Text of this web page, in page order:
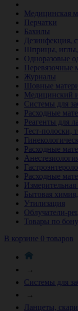
Медицинская
Перчатки
Бахилы
Дезинфекция,
Шприцы, иглы,
Одноразовые
Перевязочные
Журналы
Шовные
Медицинский
Системы для
Расходные
Реагенты для
Тест-полоски,
Расходные
Расходные
Бытовая
Утилизация
Облучатели-
Товары по
В корзине 0 товаров
→
Системы для
→
Ланцеты,